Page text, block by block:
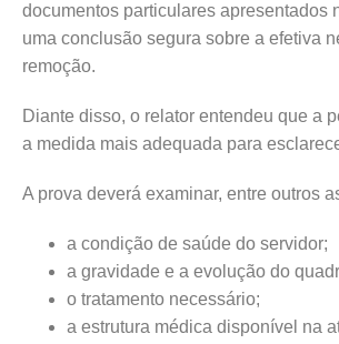
documentos particulares apresentados
uma conclusão segura sobre a efetiva
remoção.
Diante disso, o relator entendeu que a
a medida mais adequada para
A prova deverá examinar, entre outros
a condição de saúde do servidor;
a gravidade e a evolução do
o tratamento necessário;
a estrutura médica disponível na